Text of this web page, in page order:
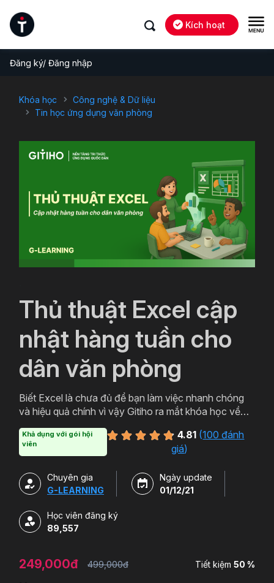
Kích hoạt
Đăng ký/ Đăng nhập
Khóa học
Công nghệ & Dữ liệu
Tin học ứng dụng văn phòng
Thủ thuật Excel cập
nhật hàng tuần cho
dân văn phòng
Biết Excel là chưa đủ để bạn làm việc nhanh chóng
và hiệu quả chính vì vậy Gitiho ra mắt khóa học về
văn phòng sẽ tự tin thao tác về những hàm, công cụ
trong Excel và ứng dụng để giải quyết công việc một
Khả dụng với gói hội
viên
4.81 (100 đánh
giá)
Chuyên gia
G-LEARNING
Ngày update
01/12/21
Học viên đăng ký
89,557
249,000đ 499,000đ Tiết kiệm 50 %